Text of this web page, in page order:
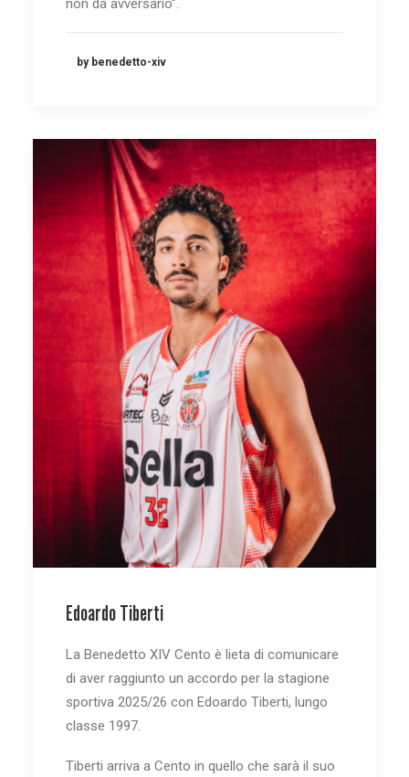
non da avversario”.
by benedetto-xiv
Edoardo Tiberti
La Benedetto XIV Cento è lieta di comunicare
di aver raggiunto un accordo per la stagione
sportiva 2025/26 con Edoardo Tiberti, lungo
classe 1997.
Tiberti arriva a Cento in quello che sarà il suo